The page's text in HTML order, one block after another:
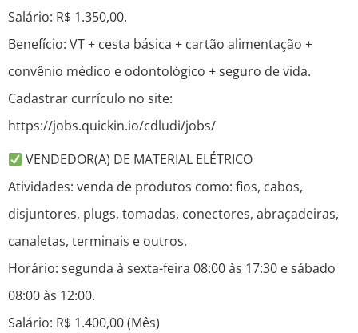
Salário: R$ 1.350,00.
Benefício: VT + cesta básica + cartão alimentação +
convênio médico e odontológico + seguro de vida.
Cadastrar currículo no site:
https://jobs.quickin.io/cdludi/jobs/
VENDEDOR(A) DE MATERIAL ELÉTRICO
Atividades: venda de produtos como: fios, cabos,
disjuntores, plugs, tomadas, conectores, abraçadeiras,
canaletas, terminais e outros.
Horário: segunda à sexta-feira 08:00 às 17:30 e sábado
08:00 às 12:00.
Salário: R$ 1.400,00 (Mês)